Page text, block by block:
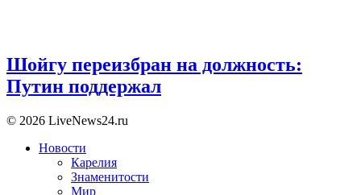
Шойгу переизбран на должность:
Путин поддержал
© 2026 LiveNews24.ru
Новости
Карелия
Знаменитости
Мир